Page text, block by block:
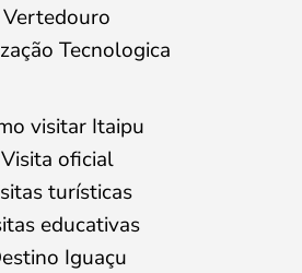
Vertedouro
Tecnologica
visitar Itaipu
Visita oficial
turísticas
educativas
Iguaçu